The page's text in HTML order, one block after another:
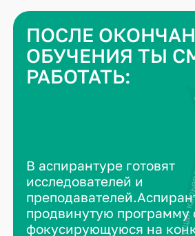
ПОСЛЕ
ОБУЧЕНИЯ ТЫ
РАБОТАТЬ:
В аспирантуре готовят
исследователей и
продвинутую программу
фокусирующуюся на